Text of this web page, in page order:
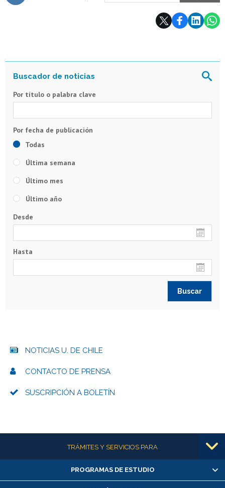
Por título o palabra clave
Todas
Última semana
Último mes
Último año
Desde
Hasta
NOTICIAS U. DE CHILE
CONTACTO DE PRENSA
SUSCRIPCIÓN A BOLETÍN
Más informaciónTRÁMITES Y SERVICIOS PARA
Alumnas/os y exalumnas/os
PROGRAMAS DE ESTUDIO